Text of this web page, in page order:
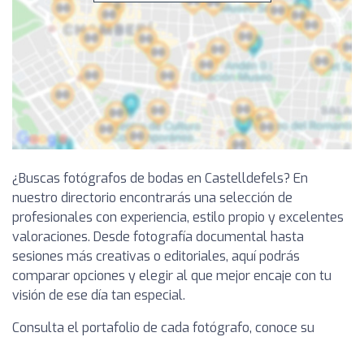
¿Buscas fotógrafos de bodas en Castelldefels? En
nuestro directorio encontrarás una selección de
profesionales con experiencia, estilo propio y excelentes
valoraciones. Desde fotografía documental hasta
sesiones más creativas o editoriales, aquí podrás
comparar opciones y elegir al que mejor encaje con tu
visión de ese día tan especial.
Consulta el portafolio de cada fotógrafo, conoce su